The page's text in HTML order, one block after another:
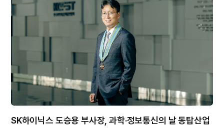
SK하이닉스 도승용 부사장, 과학·정보통신의 날 동탑산업